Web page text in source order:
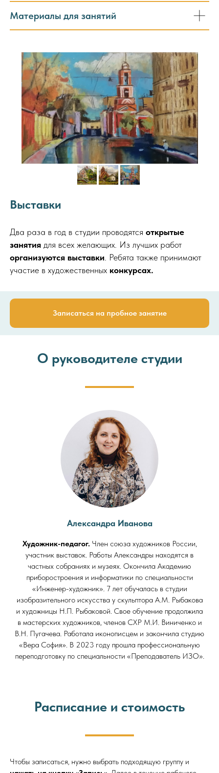
Материалы для занятий
Выставки
Два раза в год в студии проводятся открытые
занятия для всех желающих. Из лучших работ
организуются выставки. Ребята также принимают
участие в художественных конкурсах.
Записаться на пробное занятие
О руководителе студии
Александра Иванова
Художник-педагог. Член союза художников России,
участник выставок. Работы Александры находятся в
частных собраниях и музеях. Окончила Академию
приборостроения и информатики по специальности
«Инженер-художник». 7 лет обучалась в студии
изобразительного искусства у скульптора А.М. Рыбакова
и художницы Н.П. Рыбаковой. Свое обучение продолжила
в мастерских художников, членов СХР М.И. Виниченко и
В.Н. Пугачева. Работала иконописцем и закончила студию
«Вера София». В 2023 году прошла профессиональную
переподготовку по специальности «Преподаватель ИЗО».
Расписание и стоимость
Чтобы записаться, нужно выбрать подходящую группу и